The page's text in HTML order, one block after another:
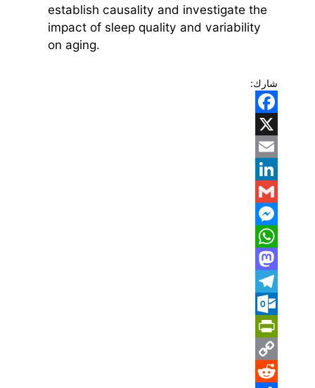
establish causality and investigate the
impact of sleep quality and variability
on aging.
شارك:
Facebook
X
Email
LinkedIn
Gmail
Messenger
WhatsApp
Mastodon
Telegram
Outlook.com
PrintFriendly
Copy